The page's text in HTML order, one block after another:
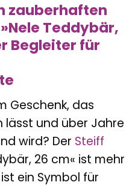
zauberhaften
Teddybär,
Begleiter für
Geschenk, das
lässt und über Jahre
wird? Der Steiff
26 cm« ist mehr
ein Symbol für